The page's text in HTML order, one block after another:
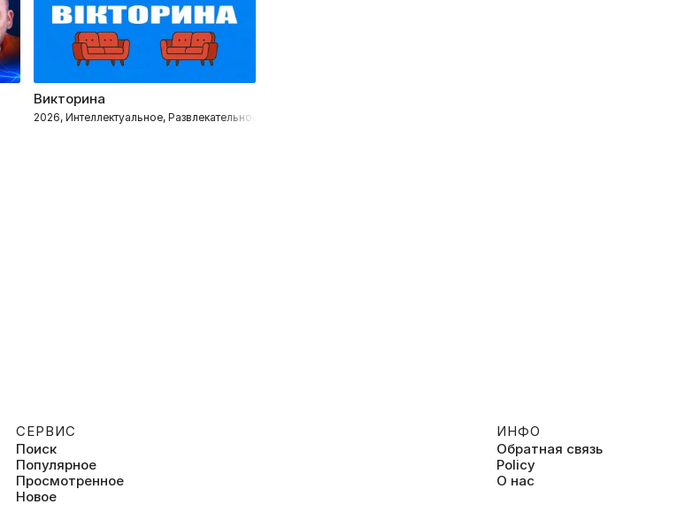
Викторина
2026, Интеллектуальное, Развлекательное
СЕРВИС
Поиск
Популярное
Просмотренное
Новое
ИНФО
Обратная связь
Policy
О нас